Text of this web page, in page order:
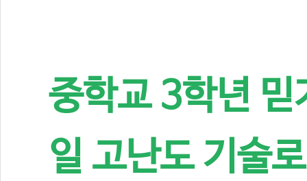
중학교 3학년 믿
일 고난도 기술